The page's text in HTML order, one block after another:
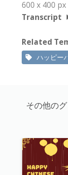
600 x 400 px
Transcript
Related
ハッピー
その他の